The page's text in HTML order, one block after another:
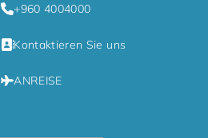
+960 4004000
Kontaktieren Sie uns
ANREISE